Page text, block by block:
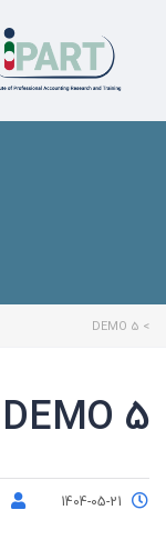
>
DEMO 5
DEMO 5
1404-05-21